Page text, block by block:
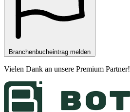
Branchenbucheintrag melden
Vielen Dank an unsere Premium Partner!